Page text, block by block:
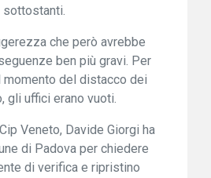
che però avrebbe
ben più gravi. Per
momento del distacco dei
gli uffici erano vuoti.
Veneto, Davide Giorgi ha
di Padova per chiedere
di verifica e ripristino